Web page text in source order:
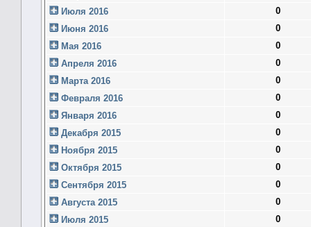
Июля 2016
0
Июня 2016
0
Мая 2016
0
Апреля 2016
0
Марта 2016
0
Февраля 2016
0
Января 2016
0
Декабря 2015
0
Ноября 2015
0
Октября 2015
0
Сентября 2015
0
Августа 2015
0
Июля 2015
0